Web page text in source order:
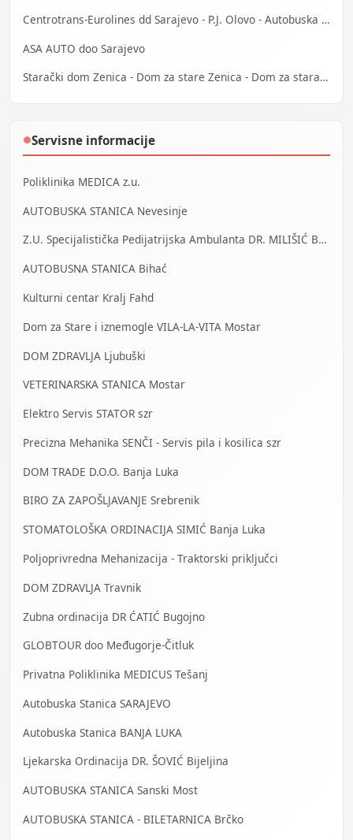
Centrotrans-Eurolines dd Sarajevo - P.J. Olovo - Autobuska stanica
ASA AUTO doo Sarajevo
Starački dom Zenica - Dom za stare Zenica - Dom za stara lica Zenica
●Servisne informacije
Poliklinika MEDICA z.u.
AUTOBUSKA STANICA Nevesinje
Z.U. Specijalistička Pedijatrijska Ambulanta DR. MILIŠIĆ Banja Luka
AUTOBUSNA STANICA Bihać
Kulturni centar Kralj Fahd
Dom za Stare i iznemogle VILA-LA-VITA Mostar
DOM ZDRAVLJA Ljubuški
VETERINARSKA STANICA Mostar
Elektro Servis STATOR szr
Precizna Mehanika SENČI - Servis pila i kosilica szr
DOM TRADE D.O.O. Banja Luka
BIRO ZA ZAPOŠLJAVANJE Srebrenik
STOMATOLOŠKA ORDINACIJA SIMIĆ Banja Luka
Poljoprivredna Mehanizacija - Traktorski priključci
DOM ZDRAVLJA Travnik
Zubna ordinacija DR ĆATIĆ Bugojno
GLOBTOUR doo Međugorje-Čitluk
Privatna Poliklinika MEDICUS Tešanj
Autobuska Stanica SARAJEVO
Autobuska Stanica BANJA LUKA
Ljekarska Ordinacija DR. ŠOVIĆ Bijeljina
AUTOBUSKA STANICA Sanski Most
AUTOBUSKA STANICA - BILETARNICA Brčko